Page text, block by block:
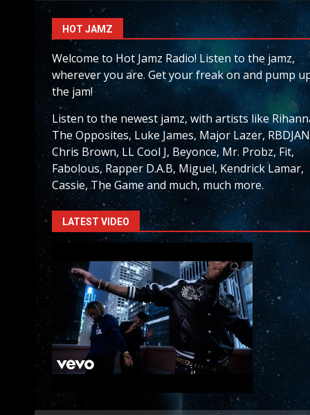
HOT JAMZ
Welcome to Hot Jamz Radio! Listen to the jamz,
wherever you are. Get your freak on and pump
the jam!
Listen to the newest jamz, with artists like
The Opposites, Luke James, Major Lazer,
Chris Brown, LL Cool J, Beyonce, Mr. Probz, Fit,
Fabolous, Rapper D.A.B, Miguel, Kendrick Lamar,
Cassie, The Game and much, much more.
LATEST VIDEO